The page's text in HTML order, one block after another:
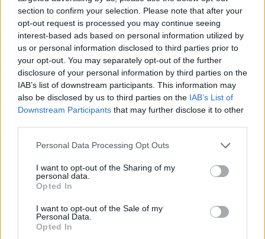
section to confirm your selection. Please note that after your
opt-out request is processed you may continue seeing
interest-based ads based on personal information utilized by
us or personal information disclosed to third parties prior to
your opt-out. You may separately opt-out of the further
disclosure of your personal information by third parties on the
IAB’s list of downstream participants. This information may
also be disclosed by us to third parties on the IAB’s List of
Downstream Participants that may further disclose it to other
Personal Data Processing Opt Outs
I want to opt-out of the Sharing of my
personal data.
Opted In
I want to opt-out of the Sale of my
Personal Data.
Opted In